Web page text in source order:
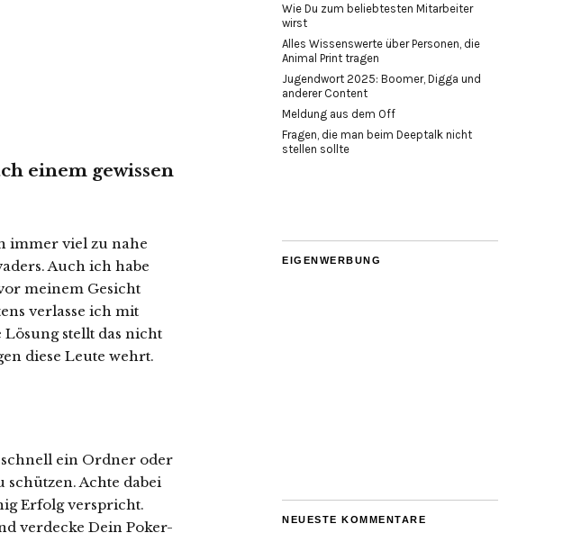
einem gewissen
immer viel zu nahe
Auch ich habe
meinem Gesicht
verlasse ich mit
Lösung stellt das nicht
diese Leute wehrt.
schnell ein Ordner oder
Achte dabei
Erfolg verspricht.
verdecke Dein Poker-
Wie Du zum beliebtesten Mitarbeiter
wirst
Alles Wissenswerte über Personen, die
Animal Print tragen
Jugendwort 2025: Boomer, Digga und
anderer Content
Meldung aus dem Off
Fragen, die man beim Deeptalk nicht
stellen sollte
EIGENWERBUNG
NEUESTE KOMMENTARE